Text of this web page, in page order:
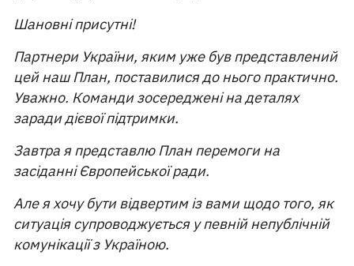
Шановні присутні!
Партнери України, яким уже був представлений
цей наш План, поставилися до нього практично.
Уважно. Команди зосереджені на деталях
заради дієвої підтримки.
Завтра я представлю План перемоги на
засіданні Європейської ради.
Але я хочу бути відвертим із вами щодо того, як
ситуація супроводжується у певній непублічній
комунікації з Україною.